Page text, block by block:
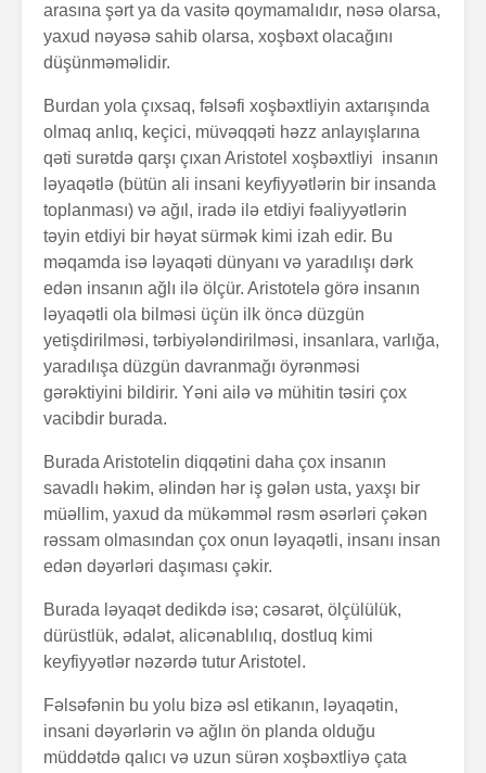
arasına şərt ya da vasitə qoymamalıdır, nəsə olarsa,
yaxud nəyəsə sahib olarsa, xoşbəxt olacağını
düşünməməlidir.
Burdan yola çıxsaq, fəlsəfi xoşbəxtliyin axtarışında
olmaq anlıq, keçici, müvəqqəti həzz anlayışlarına
qəti surətdə qarşı çıxan Aristotel xoşbəxtliyi insanın
ləyaqətlə (bütün ali insani keyfiyyətlərin bir insanda
toplanması) və ağıl, iradə ilə etdiyi fəaliyyətlərin
təyin etdiyi bir həyat sürmək kimi izah edir. Bu
məqamda isə ləyaqəti dünyanı və yaradılışı dərk
edən insanın ağlı ilə ölçür. Aristotelə görə insanın
ləyaqətli ola bilməsi üçün ilk öncə düzgün
yetişdirilməsi, tərbiyələndirilməsi, insanlara, varlığa,
yaradılışa düzgün davranmağı öyrənməsi
gərəktiyini bildirir. Yəni ailə və mühitin təsiri çox
vacibdir burada.
Burada Aristotelin diqqətini daha çox insanın
savadlı həkim, əlindən hər iş gələn usta, yaxşı bir
müəllim, yaxud da mükəmməl rəsm əsərləri çəkən
rəssam olmasından çox onun ləyaqətli, insanı insan
edən dəyərləri daşıması çəkir.
Burada ləyaqət dedikdə isə; cəsarət, ölçülülük,
dürüstlük, ədalət, alicənablılıq, dostluq kimi
keyfiyyətlər nəzərdə tutur Aristotel.
Fəlsəfənin bu yolu bizə əsl etikanın, ləyaqətin,
insani dəyərlərin və ağlın ön planda olduğu
müddətdə qalıcı və uzun sürən xoşbəxtliyə çata